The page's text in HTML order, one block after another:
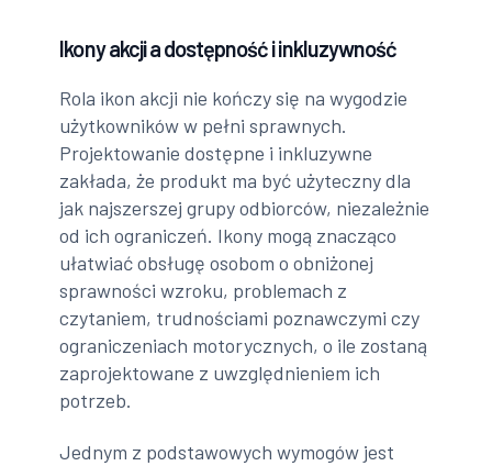
Ikony akcji a dostępność i inkluzywność
Rola ikon akcji nie kończy się na wygodzie
użytkowników w pełni sprawnych.
Projektowanie dostępne i inkluzywne
zakłada, że produkt ma być użyteczny dla
jak najszerszej grupy odbiorców, niezależnie
od ich ograniczeń. Ikony mogą znacząco
ułatwiać obsługę osobom o obniżonej
sprawności wzroku, problemach z
czytaniem, trudnościami poznawczymi czy
ograniczeniach motorycznych, o ile zostaną
zaprojektowane z uwzględnieniem ich
potrzeb.
Jednym z podstawowych wymogów jest